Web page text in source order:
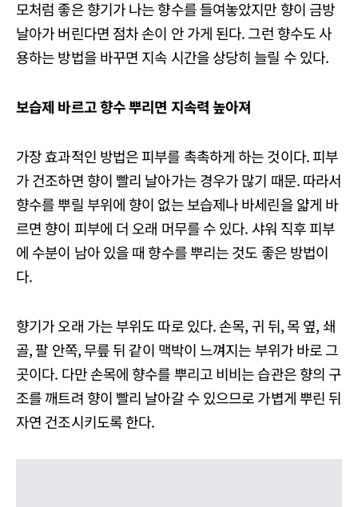
모처럼 좋은 향기가 나는 향수를 들여놓았지만 향이 금방
날아가 버린다면 점차 손이 안 가게 된다. 그런 향수도 사
용하는 방법을 바꾸면 지속 시간을 상당히 늘릴 수 있다.
보습제 바르고 향수 뿌리면 지속력 높아져
가장 효과적인 방법은 피부를 촉촉하게 하는 것이다. 피부
가 건조하면 향이 빨리 날아가는 경우가 많기 때문. 따라서
향수를 뿌릴 부위에 향이 없는 보습제나 바세린을 얇게 바
르면 향이 피부에 더 오래 머무를 수 있다. 샤워 직후 피부
에 수분이 남아 있을 때 향수를 뿌리는 것도 좋은 방법이
다.
향기가 오래 가는 부위도 따로 있다. 손목, 귀 뒤, 목 옆, 쇄
골, 팔 안쪽, 무릎 뒤 같이 맥박이 느껴지는 부위가 바로 그
곳이다. 다만 손목에 향수를 뿌리고 비비는 습관은 향의 구
조를 깨트려 향이 빨리 날아갈 수 있으므로 가볍게 뿌린 뒤
자연 건조시키도록 한다.